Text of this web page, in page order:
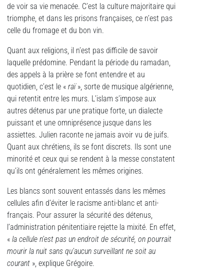
de voir sa vie menacée. C’est la culture majoritaire qui
triomphe, et dans les prisons françaises, ce n’est pas
celle du fromage et du bon vin.
Quant aux religions, il n’est pas difficile de savoir
laquelle prédomine. Pendant la période du ramadan,
des appels à la prière se font entendre et au
quotidien, c’est le « raï», sorte de musique algérienne,
qui retentit entre les murs. L’islam s’impose aux
autres détenus par une pratique forte, un dialecte
puissant et une omniprésence jusque dans les
assiettes. Julien raconte ne jamais avoir vu de juifs.
Quant aux chrétiens, ils se font discrets. Ils sont une
minorité et ceux qui se rendent à la messe constatent
qu’ils ont généralement les mêmes origines.
Les blancs sont souvent entassés dans les mêmes
cellules afin d’éviter le racisme anti-blanc et anti-
français. Pour assurer la sécurité des détenus,
l’administration pénitentiaire rejette la mixité. En effet,
« la cellule n’est pas un endroit de sécurité, on pourrait
mourir la nuit sans qu’aucun surveillant ne soit au
courant », explique Grégoire.